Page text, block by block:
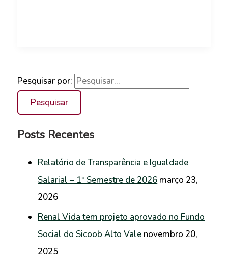
Pesquisar por:
Posts Recentes
Relatório de Transparência e Igualdade
Salarial – 1º Semestre de 2026 março 23,
2026
Renal Vida tem projeto aprovado no Fundo
Social do Sicoob Alto Vale novembro 20,
2025